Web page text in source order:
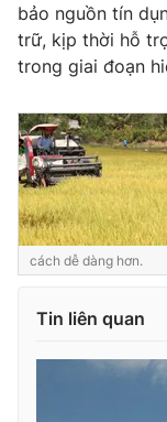
bảo nguồn tín
trữ, kịp thời hỗ
trong giai đoạn
cách dễ dàng hơn.
Tin liên quan